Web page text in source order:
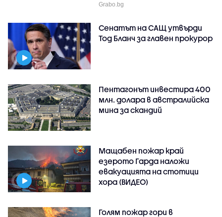
Grabo.bg
Сенатът на САЩ утвърди
Тод Бланч за главен прокурор
Пентагонът инвестира 400
млн. долара в австралийска
мина за скандий
Мащабен пожар край
езерото Гарда наложи
евакуацията на стотици
хора (ВИДЕО)
Голям пожар гори в